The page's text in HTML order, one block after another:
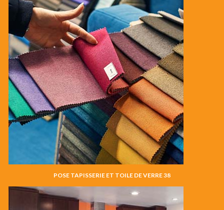
POSE TAPISSERIE ET TOILE DE VERRE 38